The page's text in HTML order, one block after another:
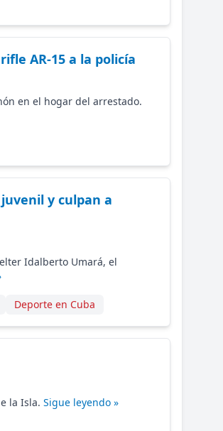
AR-15 a la policía
en el hogar del arrestado.
y culpan a
Idalberto Umará, el
Deporte en Cuba
la Isla. Sigue leyendo »